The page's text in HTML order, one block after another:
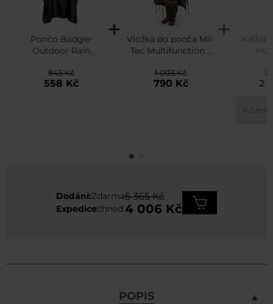
Pončo Badger
Outdoor Rain
Black
558 Kč
845 Kč
Vložka do ponča Mil-
Tec Multifunction –
790 Kč
1 003 Kč
2
2
Dodání:Zdarma
Expedice:Ihned
5 365 Kč
4 006 Kč
POPIS